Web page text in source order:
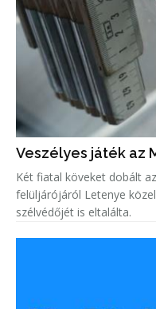
Veszélyes játék az
Két fiatal köveket dobált
felüljárójáról Letenye
szélvédőjét is eltalálta.